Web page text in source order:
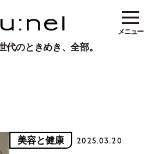
代のときめき、全部。
メニュー
美容と健康 2025.03.20